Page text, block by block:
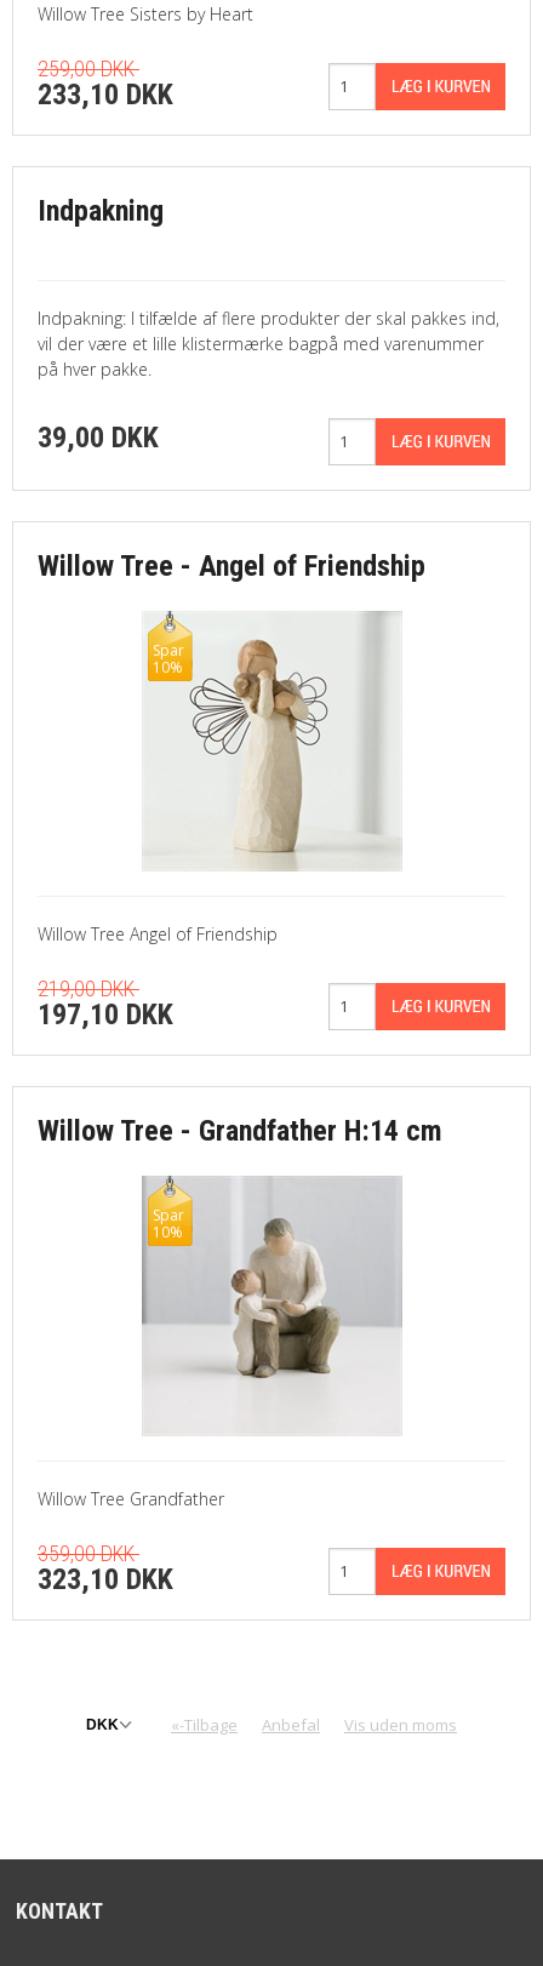
Willow Tree Sisters by Heart
259,00 DKK
233,10 DKK
Indpakning
Indpakning: I tilfælde af flere produkter der skal pakkes ind,
vil der være et lille klistermærke bagpå med varenummer
på hver pakke.
39,00 DKK
Willow Tree - Angel of Friendship
Spar
10%
Willow Tree Angel of Friendship
219,00 DKK
197,10 DKK
Willow Tree - Grandfather H:14 cm
Spar
10%
Willow Tree Grandfather
359,00 DKK
323,10 DKK
«-Tilbage Anbefal Vis uden moms
KONTAKT